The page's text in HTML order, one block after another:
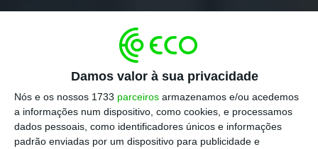
Damos valor à sua privacidade
Nós e os nossos 1733 parceiros armazenamos e/ou acedemos
a informações num dispositivo, como cookies, e processamos
dados pessoais, como identificadores únicos e informações
padrão enviadas por um dispositivo para publicidade e